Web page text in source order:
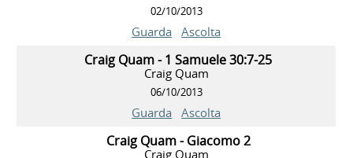
02/10/2013
Guarda Ascolta
Craig Quam - 1 Samuele 30:7-25
Craig Quam
06/10/2013
Guarda Ascolta
Craig Quam - Giacomo 2
Craig Quam